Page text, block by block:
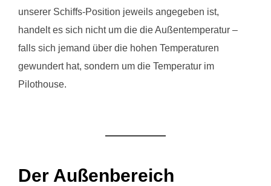
unserer Schiffs-Position jeweils angegeben ist,
handelt es sich nicht um die die Außentemperatur –
falls sich jemand über die hohen Temperaturen
gewundert hat, sondern um die Temperatur im
Pilothouse.
Der Außenbereich